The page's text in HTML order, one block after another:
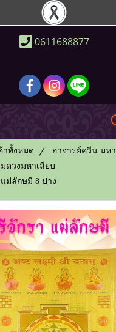
0611688877
าทั้งหมด
อาจารย์ควีน มห
ดวงมหาเลียบ
ม่ลักษมี 8 ปาง